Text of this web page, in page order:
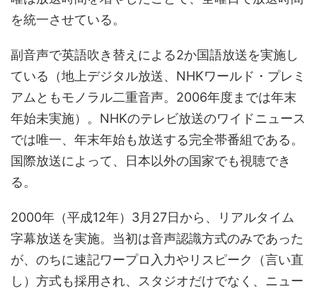
を統一させている。
副音声で英語吹き替えによる2か国語放送を実施し
ている（地上デジタル放送、NHKワールド・プレミ
アムともモノラル二重音声。2006年度までは年末
年始未実施）。NHKのテレビ放送のワイドニュース
では唯一、年末年始も放送する完全帯番組である。
国際放送によって、日本以外の国家でも視聴でき
る。
2000年（平成12年）3月27日から、リアルタイム
字幕放送を実施。当初は音声認識方式のみであった
が、のちに速記ワープロ入力やリスピーク（言い直
し）方式も採用され、スタジオだけでなく、ニュー